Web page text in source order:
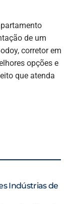
de um
corretor em
opções e
que atenda
Indústrias de